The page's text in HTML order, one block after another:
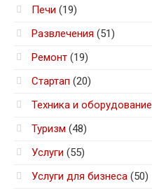
Печи (19)
Развлечения (51)
Ремонт (19)
Стартап (20)
Техника и оборудование
Туризм (48)
Услуги (55)
Услуги для бизнеса (50)